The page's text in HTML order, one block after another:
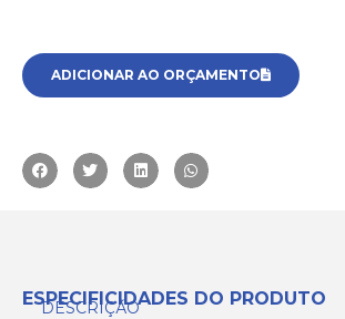
ADICIONAR AO ORÇAMENTO
ESPECIFICIDADES DO PRODUTO
DESCRIÇÃO